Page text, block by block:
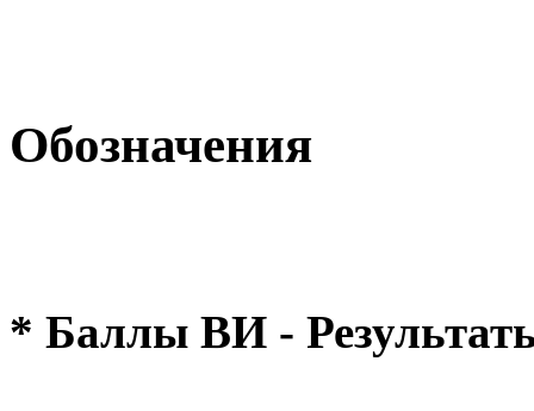
Обозначения
* Баллы ВИ -